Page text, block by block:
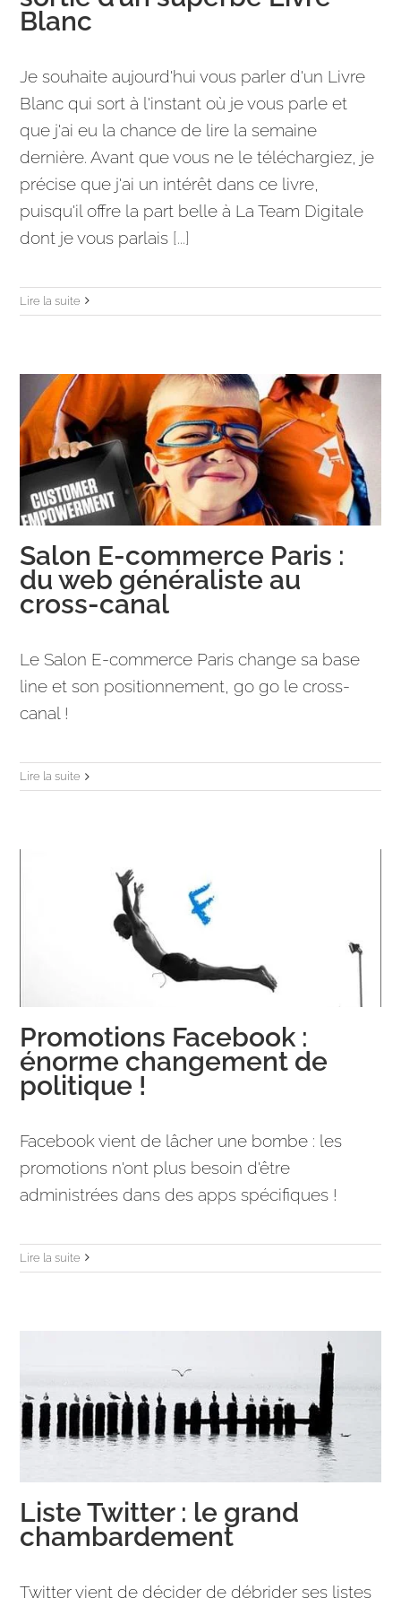
Blanc
Je souhaite aujourd'hui vous parler d'un Livre
Blanc qui sort à l'instant où je vous parle et
que j'ai eu la chance de lire la semaine
dernière. Avant que vous ne le téléchargiez, je
précise que j'ai un intérêt dans ce livre,
puisqu'il offre la part belle à La Team Digitale
dont je vous parlais [...]
Lire la suite
Salon E-commerce Paris :
du web généraliste au
cross-canal
Le Salon E-commerce Paris change sa base
line et son positionnement, go go le cross-
canal !
Lire la suite
Promotions Facebook :
énorme changement de
politique !
Facebook vient de lâcher une bombe : les
promotions n'ont plus besoin d'être
administrées dans des apps spécifiques !
Lire la suite
Liste Twitter : le grand
chambardement
Twitter vient de décider de débrider ses listes